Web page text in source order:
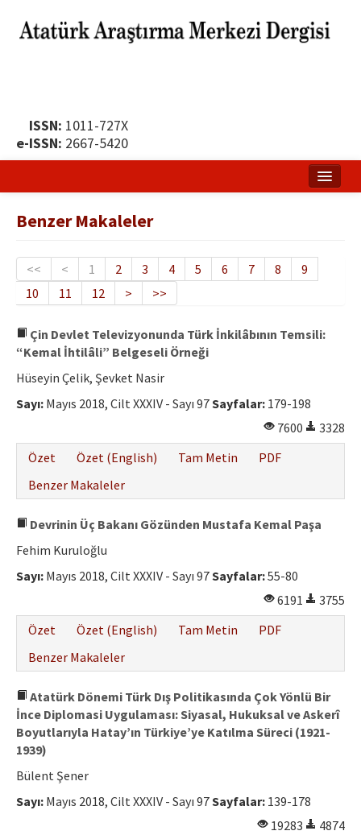
ISSN: 1011-727X
e-ISSN: 2667-5420
Yayın Politikası
Dergi Kurulları
Yayın İlkeleri
Yazar Rehberi
İletişim
Benzer Makaleler
<< < 1 2 3 4 5 6 7 8
9
10
11 12 > >>
Çin Devlet Televizyonunda Türk İnkilâbının Temsili:
“Kemal İhtilâli” Belgeseli Örneği
Hüseyin Çelik, Şevket Nasir
Sayı: Mayıs 2018, Cilt XXXIV - Sayı 97Sayfalar: 179-198
7600
3328
Özet
Özet (English) Tam Metin
PDF
Benzer Makaleler
Devrinin Üç Bakanı Gözünden Mustafa Kemal Paşa
Fehim Kuruloğlu
Sayı: Mayıs 2018, Cilt XXXIV - Sayı 97Sayfalar:55-80
6191
3755
Özet
Özet (English) Tam Metin
PDF
Benzer Makaleler
Atatürk Dönemi Türk Dış Politikasında Çok Yönlü Bir
İnce Diplomasi Uygulaması: Siyasal, Hukuksal ve Askerî
Boyutlarıyla Hatay’ın Türkiye’ye Katılma Süreci (1921-
1939)
Bülent Şener
Sayı: Mayıs 2018, Cilt XXXIV - Sayı 97Sayfalar: 139-178
19283
4874